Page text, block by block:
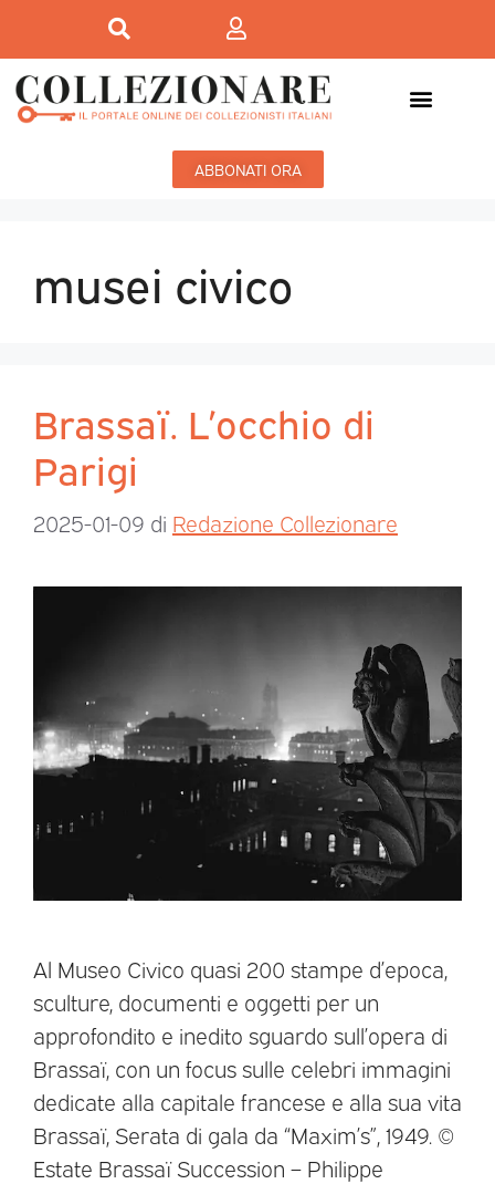
ABBONATI ORA
musei civico
Brassaï. L’occhio di
Parigi
2025-01-09 di Redazione Collezionare
Al Museo Civico quasi 200 stampe d’epoca,
sculture, documenti e oggetti per un
approfondito e inedito sguardo sull’opera di
Brassaï, con un focus sulle celebri immagini
dedicate alla capitale francese e alla sua vita
Brassaï, Serata di gala da “Maxim’s”, 1949. ©
Estate Brassaï Succession – Philippe